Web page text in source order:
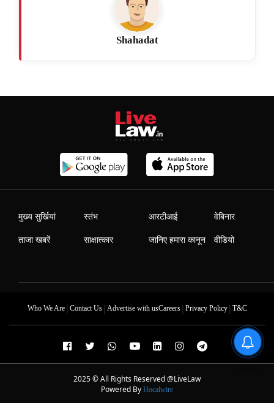
Shahadat
मुख्य सुर्खियां
ताजा खबरें
स्तंभ
साक्षात्कार
आरटीआई
जानिए हमारा कानून
वेबिनार
वीडियो
Who We Are| Contact Us| Advertise with usCareers| Privacy Policy| T&C
2025 © All Rights Reserved @LiveLaw
Powered By Hocalwire